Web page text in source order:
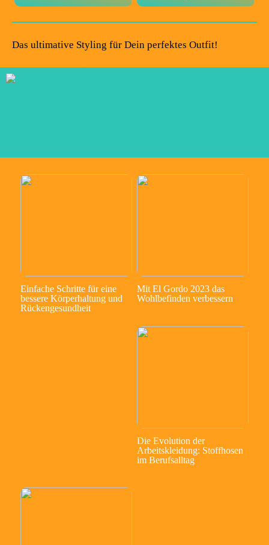
Das ultimative Styling für Dein perfektes Outfit!
Einfache Schritte für eine
bessere Körperhaltung und
Rückengesundheit
Mit El Gordo 2023 das
Wohlbefinden verbessern
Die Evolution der
Arbeitskleidung: Stoffhosen
im Berufsalltag